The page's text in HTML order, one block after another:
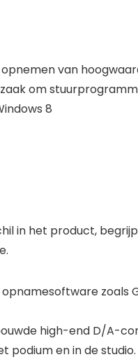
van
om
8
in het product,
zoals
high-end D/A-
podium en in de studio.